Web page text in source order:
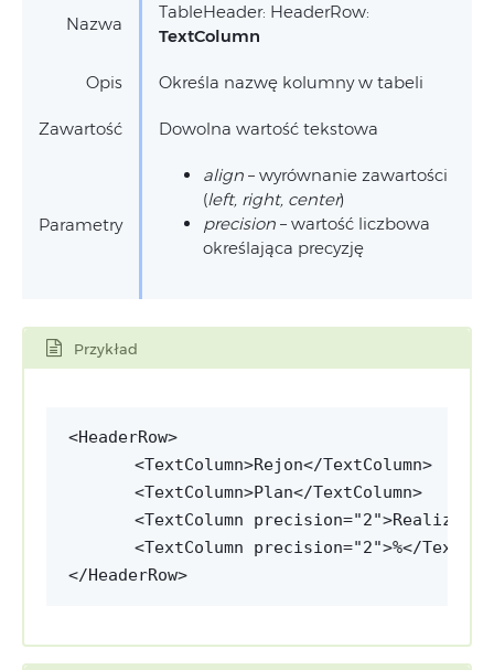
Nazwa
TableHeader: HeaderRow:
TextColumn
Opis Określa nazwę kolumny w tabeli
Zawartość Dowolna wartość tekstowa
Parametry
align – wyrównanie zawartości
(left, right, center)
precision – wartość liczbowa
określająca precyzję
Przykład
<TextColumn>Rejon</TextColumn>
<TextColumn>Plan</TextColumn>
<TextColumn
<TextColumn precision="2">%</